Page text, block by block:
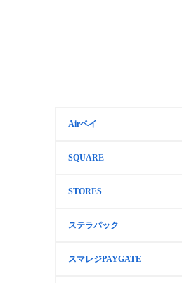
Airペイ
SQUARE
STORES
ステラパック
スマレジPAYGATE